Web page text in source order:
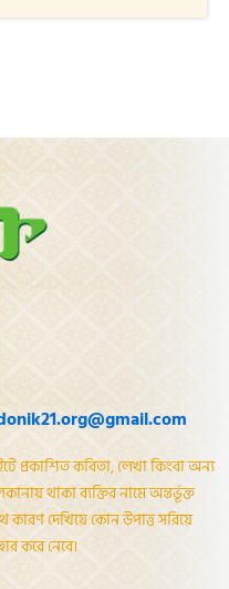
প্রকাশিত কবিতা, লেখা কিংবা অন্য
থাকা ব্যক্তির নামে অন্তর্ভূক্ত
কারণ দেখিয়ে কোন উপাত্ত সরিয়ে
করে নেবে।